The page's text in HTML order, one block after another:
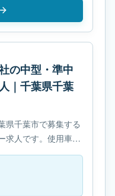
の中型・準中
｜千葉県千葉
県千葉市で募集する
求人です。使用車種
- 変形労働時間制で
動車免許です。